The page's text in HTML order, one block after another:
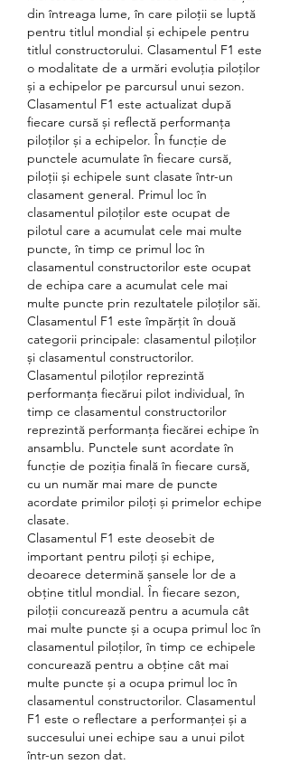
din întreaga lume, în care piloții se luptă
pentru titlul mondial și echipele pentru
titlul constructorului. Clasamentul F1 este
o modalitate de a urmări evoluția piloților
și a echipelor pe parcursul unui sezon.
Clasamentul F1 este actualizat după
fiecare cursă și reflectă performanța
piloților și a echipelor. În funcție de
punctele acumulate în fiecare cursă,
piloții și echipele sunt clasate într-un
clasament general. Primul loc în
clasamentul piloților este ocupat de
pilotul care a acumulat cele mai multe
puncte, în timp ce primul loc în
clasamentul constructorilor este ocupat
de echipa care a acumulat cele mai
multe puncte prin rezultatele piloților săi.
Clasamentul F1 este împărțit în două
categorii principale: clasamentul piloților
și clasamentul constructorilor.
Clasamentul piloților reprezintă
performanța fiecărui pilot individual, în
timp ce clasamentul constructorilor
reprezintă performanța fiecărei echipe în
ansamblu. Punctele sunt acordate în
funcție de poziția finală în fiecare cursă,
cu un număr mai mare de puncte
acordate primilor piloți și primelor echipe
clasate.
Clasamentul F1 este deosebit de
important pentru piloți și echipe,
deoarece determină șansele lor de a
obține titlul mondial. În fiecare sezon,
piloții concurează pentru a acumula cât
mai multe puncte și a ocupa primul loc în
clasamentul piloților, în timp ce echipele
concurează pentru a obține cât mai
multe puncte și a ocupa primul loc în
clasamentul constructorilor. Clasamentul
F1 este o reflectare a performanței și a
succesului unei echipe sau a unui pilot
într-un sezon dat.